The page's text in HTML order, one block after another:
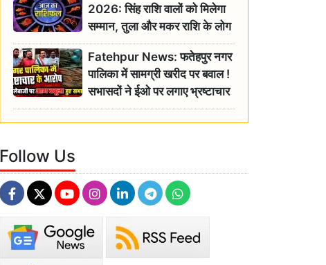
2026: सिंह राशि वालों को मिलेगा
सम्मान, तुला और मकर राशि के लोग
रहें सतर्क
Fatehpur News: फतेहपुर नगर
पालिका में सामग्री खरीद पर बवाल !
सभासदों ने ईओ पर लगाए भ्रष्टाचार
के गंभीर आरोप
Follow Us